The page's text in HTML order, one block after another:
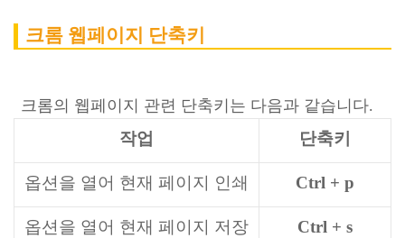
크롬 웹페이지 단축키
크롬의 웹페이지 관련 단축키는 다음과 같습니다.
작업 단축키
옵션을 열어 현재 페이지 인쇄 Ctrl + p
옵션을 열어 현재 페이지 저장 Ctrl + s